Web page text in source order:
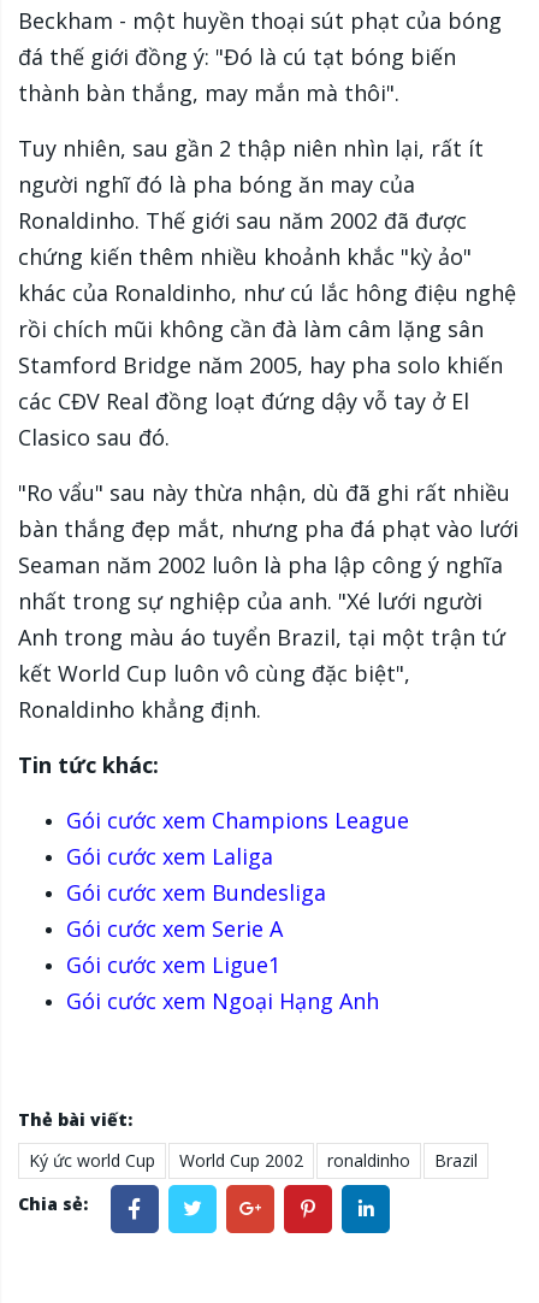
Beckham - một huyền thoại sút phạt của bóng
đá thế giới đồng ý: "Đó là cú tạt bóng biến
thành bàn thắng, may mắn mà thôi".
Tuy nhiên, sau gần 2 thập niên nhìn lại, rất ít
người nghĩ đó là pha bóng ăn may của
Ronaldinho. Thế giới sau năm 2002 đã được
chứng kiến thêm nhiều khoảnh khắc "kỳ ảo"
khác của Ronaldinho, như cú lắc hông điệu nghệ
rồi chích mũi không cần đà làm câm lặng sân
Stamford Bridge năm 2005, hay pha solo khiến
các CĐV Real đồng loạt đứng dậy vỗ tay ở El
Clasico sau đó.
"Ro vẩu" sau này thừa nhận, dù đã ghi rất nhiều
bàn thắng đẹp mắt, nhưng pha đá phạt vào lưới
Seaman năm 2002 luôn là pha lập công ý nghĩa
nhất trong sự nghiệp của anh. "Xé lưới người
Anh trong màu áo tuyển Brazil, tại một trận tứ
kết World Cup luôn vô cùng đặc biệt",
Ronaldinho khẳng định.
Tin tức khác:
Gói cước xem Champions League
Gói cước xem Laliga
Gói cước xem Bundesliga
Gói cước xem Serie A
Gói cước xem Ligue1
Gói cước xem Ngoại Hạng Anh
Thẻ bài viết:
Ký ức world Cup
World Cup 2002 ronaldinho
Brazil
Chia sẻ: